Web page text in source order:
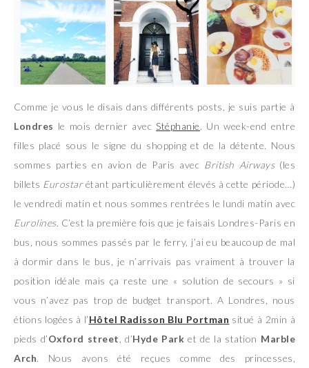
Comme je vous le disais dans différents posts, je suis partie à
Londres le mois dernier avec Stéphanie. Un week-end entre
filles placé sous le signe du shopping et de la détente. Nous
sommes parties en avion de Paris avec British Airways(les
billets Eurostarétant particulièrement élevés à cette période…)
le vendredi matin et nous sommes rentrées le lundi matin avec
Eurolines. C’est la première fois que je faisais Londres-Paris en
bus, nous sommes passés par le ferry, j’ai eu beaucoup de mal
à dormir dans le bus, je n’arrivais pas vraiment à trouver la
position idéale mais ça reste une « solution de secours » si
vous n’avez pas trop de budget transport. A Londres, nous
étions logées à l’Hôtel Radisson Blu Portman situé à 2min à
pieds d’Oxford street , d’Hyde Park et de la station Marble
Arch. Nous avons été reçues comme des princesses,